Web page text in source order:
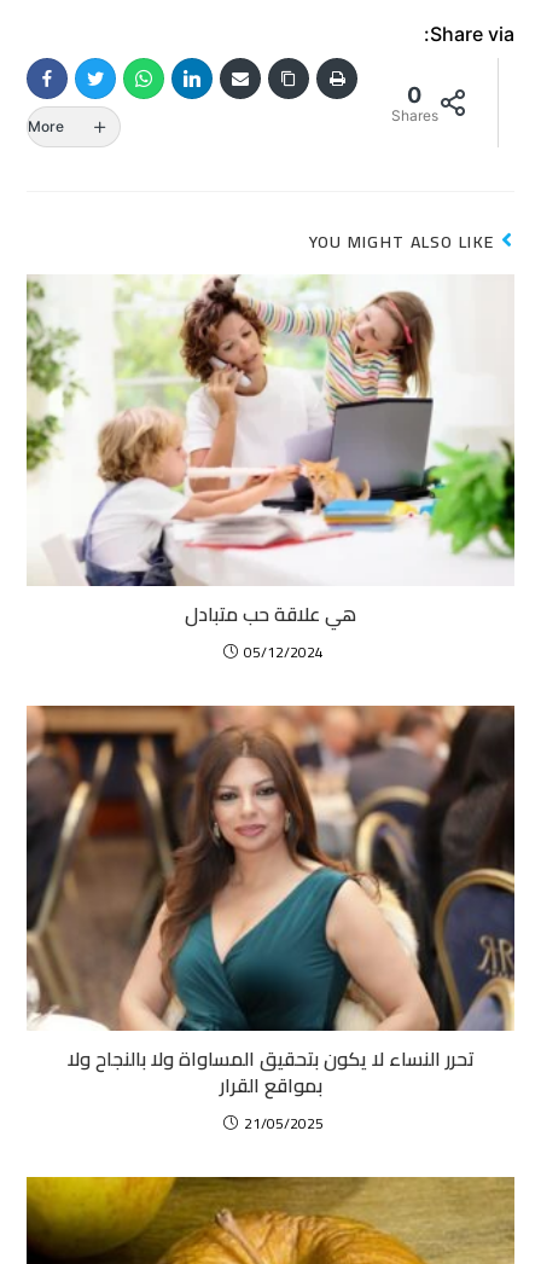
Share via:
0
Shares
More
YOU MIGHT ALSO LIKE
هي علاقة حب متبادل
05/12/2024
‏تحرر النساء لا يكون بتحقيق المساواة ولا بالنجاح ولا
بمواقع القرار
21/05/2025